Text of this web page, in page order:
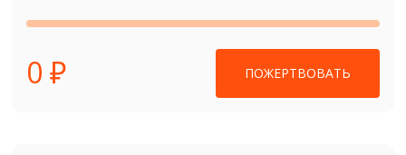
0 ₽ ПОЖЕРТВОВАТЬ